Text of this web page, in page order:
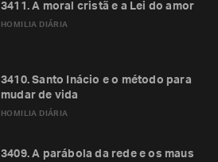
HOMILIA DIÁRIA
3411. A moral cristã e a Lei do amor
HOMILIA DIÁRIA
3410. Santo Inácio e o método para
mudar de vida
3409. A parábola da rede e os maus